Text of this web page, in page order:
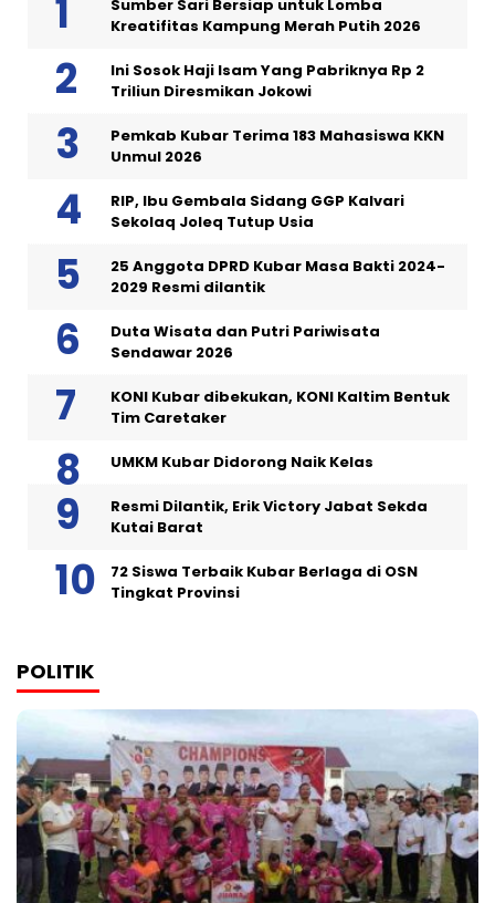
Sumber Sari Bersiap untuk Lomba
Kreatifitas Kampung Merah Putih 2026
Ini Sosok Haji Isam Yang Pabriknya Rp 2
Triliun Diresmikan Jokowi
Pemkab Kubar Terima 183 Mahasiswa KKN
Unmul 2026
RIP, Ibu Gembala Sidang GGP Kalvari
Sekolaq Joleq Tutup Usia
25 Anggota DPRD Kubar Masa Bakti 2024-
2029 Resmi dilantik
Duta Wisata dan Putri Pariwisata
Sendawar 2026
KONI Kubar dibekukan, KONI Kaltim Bentuk
Tim Caretaker
UMKM Kubar Didorong Naik Kelas
Resmi Dilantik, Erik Victory Jabat Sekda
Kutai Barat
72 Siswa Terbaik Kubar Berlaga di OSN
Tingkat Provinsi
POLITIK